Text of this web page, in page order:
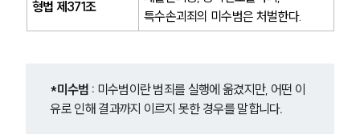
형법 제371조
특수손괴죄의 미수범은 처벌한다.
*미수범 : 미수범이란 범죄를 실행에 옮겼지만, 어떤 이
유로 인해 결과까지 이르지 못한 경우를 말합니다.